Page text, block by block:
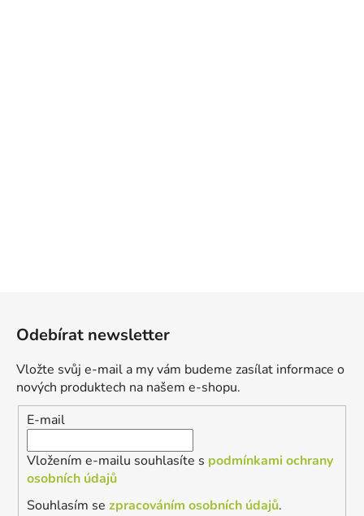
Odebírat newsletter
Vložte svůj e-mail a my vám budeme zasílat informace o
nových produktech na našem e-shopu.
E-mail
Vložením e-mailu souhlasíte s podmínkami ochrany
osobních údajů
Souhlasím se zpracováním osobních údajů.